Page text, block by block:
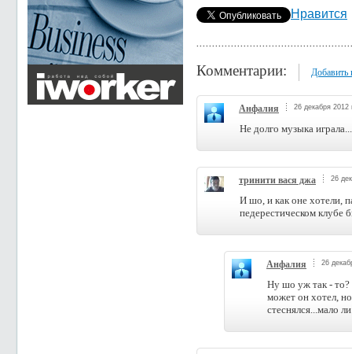
Нравится
Комментарии: Добавить
Анфалия 26 декабря 2012
Не долго музыка играла...
тринити вася джа 26
И шо, и как оне хотели,
педерестическом клубе
Анфалия 26
Ну шо уж так - то?
может он хотел,
стеснялся...мало